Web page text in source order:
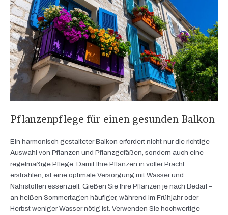
Pflanzenpflege für einen gesunden Balkon
Ein harmonisch gestalteter Balkon erfordert nicht nur die richtige
Auswahl von Pflanzen und Pflanzgefäßen, sondern auch eine
regelmäßige Pflege. Damit Ihre Pflanzen in voller Pracht
erstrahlen, ist eine optimale Versorgung mit Wasser und
Nährstoffen essenziell. Gießen Sie Ihre Pflanzen je nach Bedarf –
an heißen Sommertagen häufiger, während im Frühjahr oder
Herbst weniger Wasser nötig ist. Verwenden Sie hochwertige